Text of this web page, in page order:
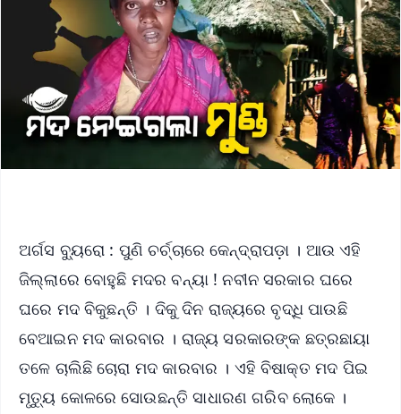
ଅର୍ଗସ ବ୍ୟୁରୋ : ପୁଣି ଚର୍ଚ୍ଚାରେ କେନ୍ଦ୍ରାପଡ଼ା । ଆଉ ଏହି
ଜିଲ୍ଲାରେ ବୋହୁଛି ମଦର ବନ୍ୟା ! ନବୀନ ସରକାର ଘରେ
ଘରେ ମଦ ବିକୁଛନ୍ତି । ଦିକୁ ଦିନ ରାଜ୍ୟରେ ବୃଦ୍ଧି ପାଉଛି
ବେଆଇନ ମଦ କାରବାର । ରାଜ୍ୟ ସରକାରଙ୍କ ଛତ୍ରଛାୟା
ତଳେ ଚାଲିଛି ଚୋରା ମଦ କାରବାର । ଏହି ବିଷାକ୍ତ ମଦ ପିଇ
ମୃତ୍ୟୁ କୋଳରେ ସୋଉଛନ୍ତି ସାଧାରଣ ଗରିବ ଲୋକେ ।